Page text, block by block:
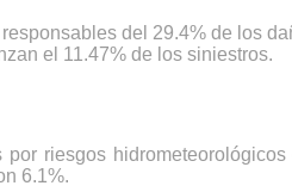
del 29.4% de los
el 11.47% de los siniestros.
riesgos
6.1%.